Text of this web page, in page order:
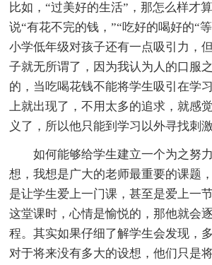
比如，“过美好的生活”，那怎么样才
说“有花不完的钱，”“吃好的喝好的“
小学低年级对孩子还有一点吸引力，
子就无所谓了，因为我认为人的口服
的，当吃喝花钱不能将学生吸引在学
上就出现了，不用太多的追求，就感
义了，所以他只能到学习以外寻找刺激
如何能够给学生建立一个为之努
想，我想是广大的老师最重要的课题
是让学生爱上一门课，甚至是爱上一
这堂课时，心情是愉悦的，那他就会
程。其实如果仔细了解学生会发现，
对于将来没有多大的设想，他们只是